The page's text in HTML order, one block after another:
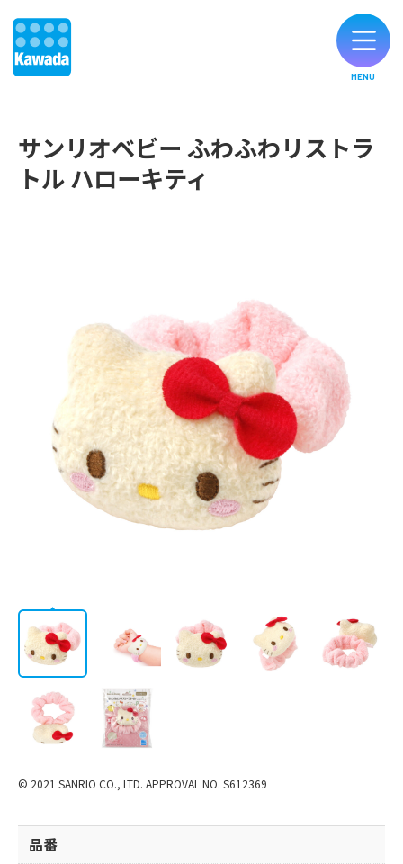
オリジナルブランド一覧
お知らせ
お客様サポート
公式SNS
MENU
サンリオベビー ふわふわリストラ
トル ハローキティ
© 2021 SANRIO CO., LTD. APPROVAL NO. S612369
品番